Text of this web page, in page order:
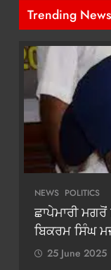
Trending News
NEWS POLITICS
ਛਾਪੇਮਾਰੀ
ਬਿਕਰਮ ਸਿੰਘ
25 June 2025